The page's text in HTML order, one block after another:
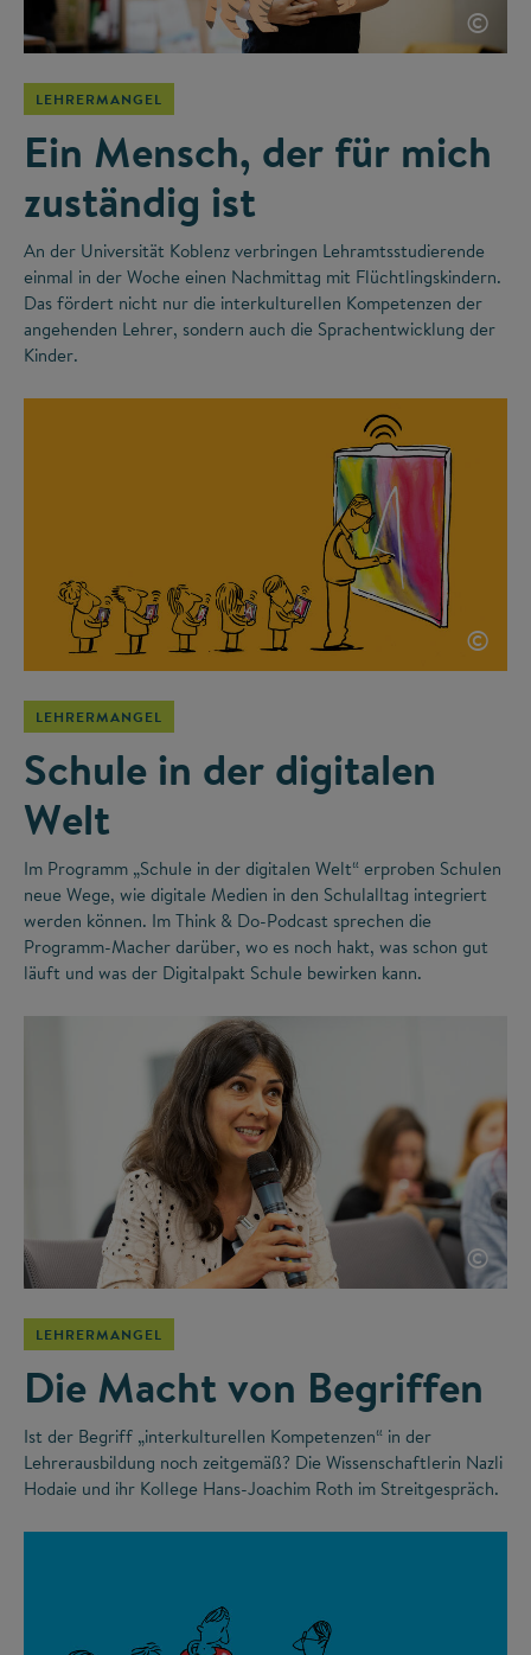
©
LEHRERMANGEL
Ein Mensch, der für mich
zuständig ist
An der Universität Koblenz verbringen Lehramtsstudierende
einmal in der Woche einen Nachmittag mit Flüchtlingskindern.
Das fördert nicht nur die interkulturellen Kompetenzen der
angehenden Lehrer, sondern auch die Sprachentwicklung der
Kinder.
©
LEHRERMANGEL
Schule in der digitalen
Welt
Im Programm „Schule in der digitalen Welt“ erproben Schulen
neue Wege, wie digitale Medien in den Schulalltag integriert
werden können. Im Think & Do-Podcast sprechen die
Programm-Macher darüber, wo es noch hakt, was schon gut
läuft und was der Digitalpakt Schule bewirken kann.
©
LEHRERMANGEL
Die Macht von Begriffen
Ist der Begriff „interkulturellen Kompetenzen“ in der
Lehrerausbildung noch zeitgemäß? Die Wissenschaftlerin Nazli
Hodaie und ihr Kollege Hans-Joachim Roth im Streitgespräch.